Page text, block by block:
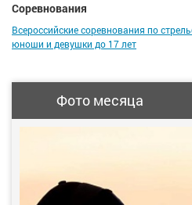
Соревнования
Всероссийские соревнования по
юноши и девушки до 17 лет
Фото месяца